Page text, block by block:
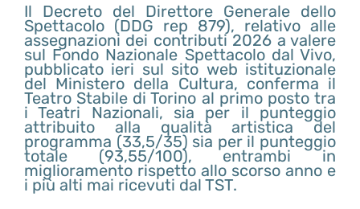
Il Decreto del Direttore Generale dello
Spettacolo (DDG rep 879), relativo alle
assegnazioni dei contributi 2026 a valere
sul Fondo Nazionale Spettacolo dal Vivo,
pubblicato ieri sul sito web istituzionale
del Ministero della Cultura, conferma il
Teatro Stabile di Torino al primo posto tra
i Teatri Nazionali, sia per il punteggio
attribuito alla qualità artistica del
programma (33,5/35) sia per il punteggio
totale (93,55/100), entrambi in
miglioramento rispetto allo scorso anno e
i più alti mai ricevuti dal TST.